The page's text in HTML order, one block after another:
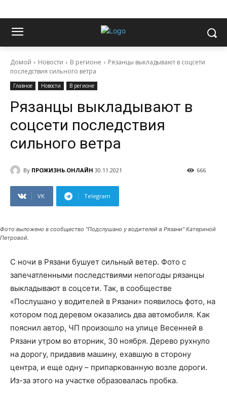
Домой Новости В регионе
Рязанцы выкладывают в соцсети
последствия сильного ветра
Главное Новости В регионе
Рязанцы выкладывают в
соцсети последствия
сильного ветра
By ПРОЖИЗНЬ.ОНЛАЙН 30.11.2021 666
VK Telegram
Фото выложено в сообщество "Подслушано у водителей в Рязани" Катериной
Петровой.
С ночи в Рязани бушует сильный ветер. Фото с
запечатленными последствиями непогоды рязанцы
выкладывают в соцсети. Так, в сообществе
«Послушано у водителей в Рязани» появилось фото, на
котором под деревом оказались два автомобиля. Как
пояснил автор, ЧП произошло на улице Весенней в
Рязани утром во вторник, 30 ноября. Дерево рухнуло
на дорогу, придавив машину, ехавшую в сторону
центра, и еще одну – припаркованную возле дороги.
Из-за этого на участке образовалась пробка.